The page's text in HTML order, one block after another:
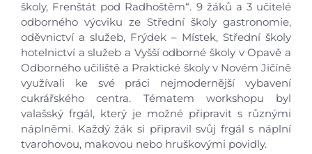
Úvod
školy, Frenštát pod Radhoštěm“. 9 žáků a 3 učitelé
odborného výcviku ze Střední školy gastronomie,
oděvnictví a služeb, Frýdek – Místek, Střední školy
hotelnictví a služeb a Vyšší odborné školy v Opavě a
Odborného učiliště a Praktické školy v Novém Jičíně
využívali ke své práci nejmodernější vybavení
cukrářského centra. Tématem workshopu byl
valašský frgál, který je možné připravit s různými
náplněmi. Každý žák si připravil svůj frgál s náplní
tvarohovou, makovou nebo hruškovými povidly.